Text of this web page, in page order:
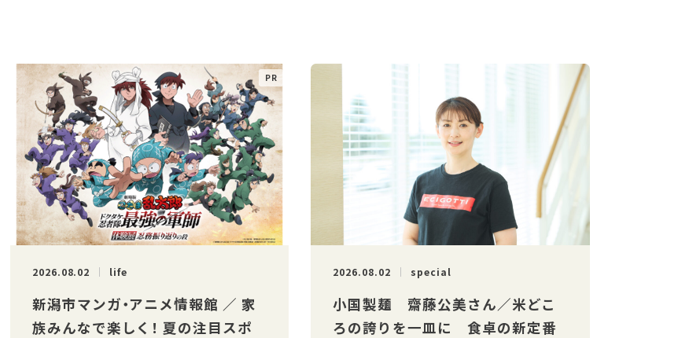
2026.08.02 life
新潟市マンガ・アニメ情報館 ／ 家
族みんなで楽しく！ 夏の注目スポ
2026.08.02 special
小国製麺 齋藤公美さん／米どこ
ろの誇りを一皿に 食卓の新定番